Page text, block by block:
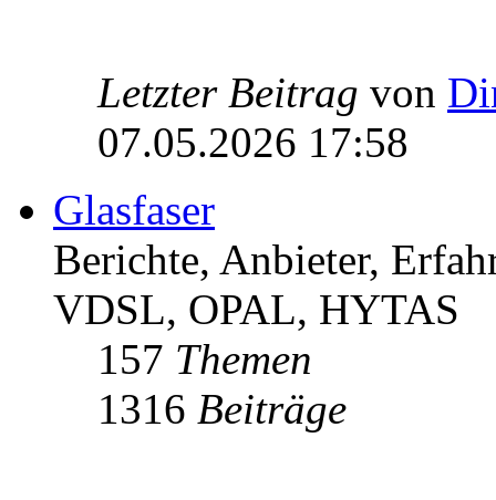
Letzter Beitrag von
07.05.2026 17:58
Glasfaser
Berichte, Anbieter,
VDSL, OPAL, HYTAS
157 Themen
1316 Beiträge